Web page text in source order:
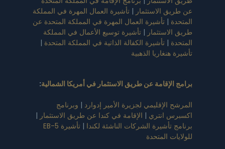
عن طريق الاستثمار | تأشيرة العمال المهرة في المملكة
المتحدة | تأشيرة العمال المهرة في المملكة المتحدة عن
طريق الاستثمار | تأشيرة توسيع الأعمال في المملكة
المتحدة | تأشيرة الكفالة الذاتية في المملكة المتحدة |
تأشيرة هنغاريا الذهبية
برامج الإقامة عن طريق الاستثمار في أمريكا الشمالية:
المرشح الإقليمي لجزيرة الأمير إدوارد | وبرنامج
اكسبرس انتري | الإقامة في كندا عن طريق الاستثمار |
برنامج تأشيرة الشركات الناشئة لكندا |
تأشيرة EB-5
للولايات المتحدة